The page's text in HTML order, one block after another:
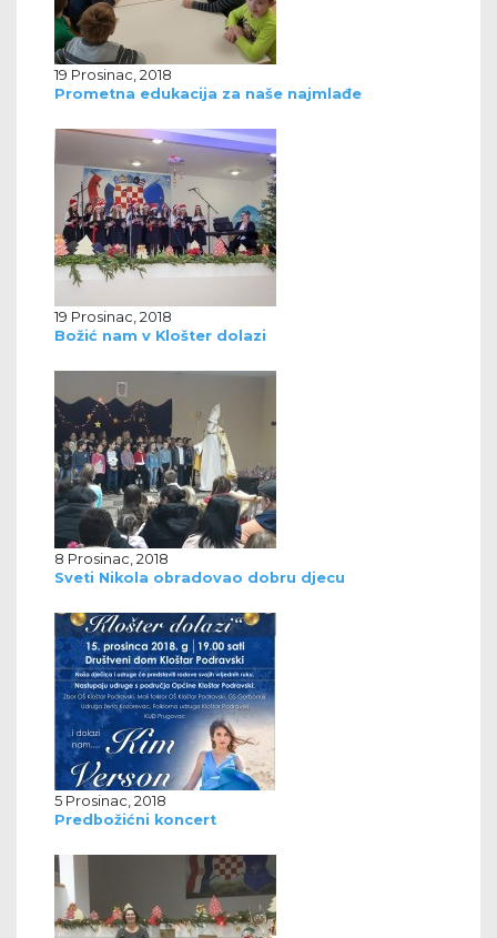
19 Prosinac, 2018
Prometna edukacija za naše najmlađe
19 Prosinac, 2018
Božić nam v Klošter dolazi
8 Prosinac, 2018
Sveti Nikola obradovao dobru djecu
5 Prosinac, 2018
Predbožićni koncert